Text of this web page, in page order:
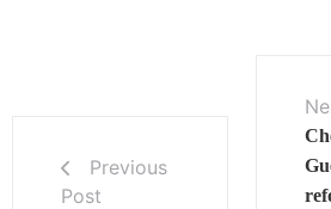
Previous
Post